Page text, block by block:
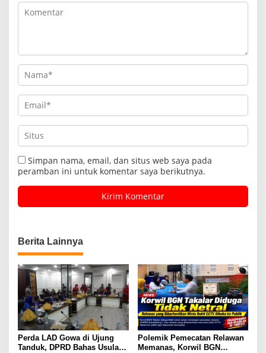
Simpan nama, email, dan situs web saya pada
peramban ini untuk komentar saya berikutnya.
Berita Lainnya
Perda LAD Gowa di Ujung
Tanduk, DPRD Bahas Usulan
Polemik Pemecatan Relawan
Memanas, Korwil BGN